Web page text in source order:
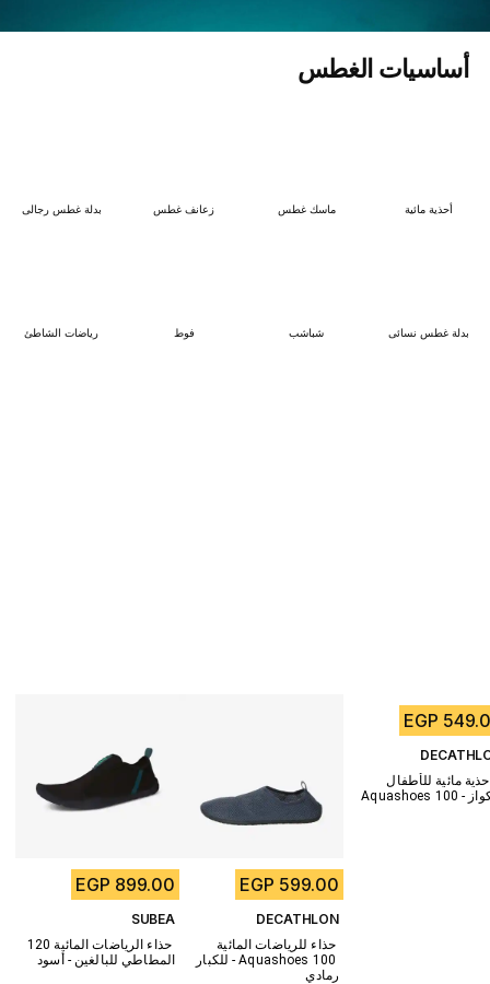
أساسيات الغطس
أحذية مائية ماسك غطس زعانف غطس بدلة غطس رجالى
بدلة غطس نسائى شباشب فوط رياضات الشاطئ
899.00 EGP
SUBEA
حذاء الرياضات المائية 120
المطاطي للبالغين - أسود
599.00 EGP
DECATHLON
حذاء للرياضات المائية
للكبار - Aquashoes 100
رمادي